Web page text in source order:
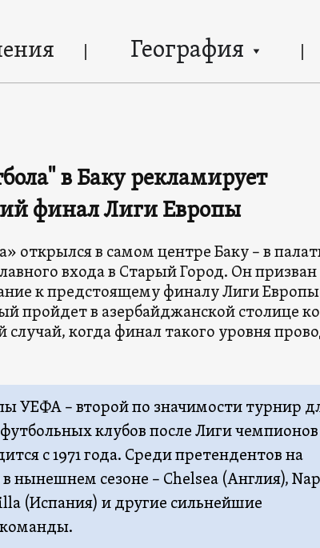
География
в Баку рекламирует
финал Лиги Европы
открылся в самом центре Баку – в
входа в Старый Город. Он призван
к предстоящему финалу Лиги
пройдет в азербайджанской столице
когда финал такого уровня
УЕФА – второй по значимости турнир
клубов после Лиги чемпионов
с 1971 года. Среди претендентов на
нынешнем сезоне – Chelsea (Англия),
(Испания) и другие сильнейшие